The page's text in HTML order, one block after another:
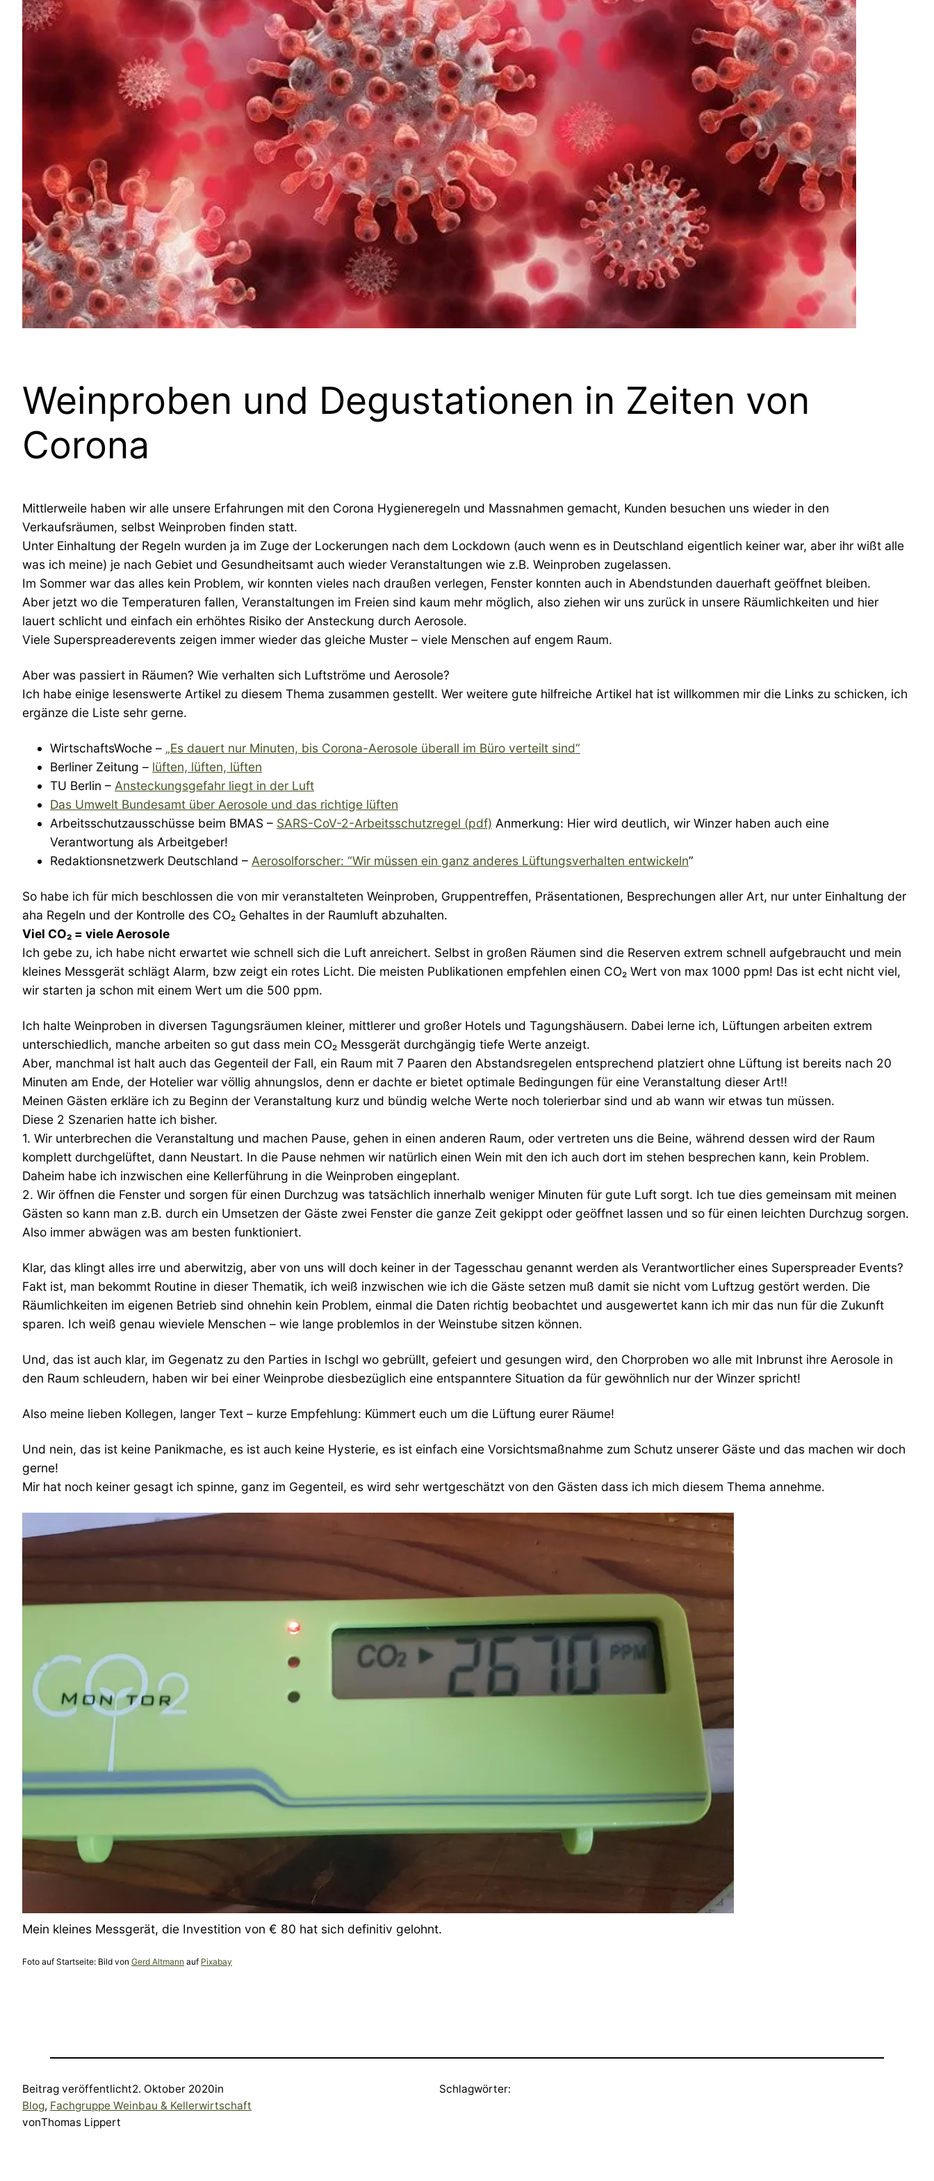
Weinproben und Degustationen in Zeiten von
Corona
Mittlerweile haben wir alle unsere Erfahrungen mit den Corona Hygieneregeln und Massnahmen gemacht, Kunden besuchen uns wieder in den
Verkaufsräumen, selbst Weinproben finden statt.
Unter Einhaltung der Regeln wurden ja im Zuge der Lockerungen nach dem Lockdown (auch wenn es in Deutschland eigentlich keiner war, aber ihr wißt alle
was ich meine) je nach Gebiet und Gesundheitsamt auch wieder Veranstaltungen wie z.B. Weinproben zugelassen.
Im Sommer war das alles kein Problem, wir konnten vieles nach draußen verlegen, Fenster konnten auch in Abendstunden dauerhaft geöffnet bleiben.
Aber jetzt wo die Temperaturen fallen, Veranstaltungen im Freien sind kaum mehr möglich, also ziehen wir uns zurück in unsere Räumlichkeiten und hier
lauert schlicht und einfach ein erhöhtes Risiko der Ansteckung durch Aerosole.
Viele Superspreaderevents zeigen immer wieder das gleiche Muster – viele Menschen auf engem Raum.
Aber was passiert in Räumen? Wie verhalten sich Luftströme und Aerosole?
Ich habe einige lesenswerte Artikel zu diesem Thema zusammen gestellt. Wer weitere gute hilfreiche Artikel hat ist willkommen mir die Links zu schicken, ich
ergänze die Liste sehr gerne.
WirtschaftsWoche – „Es dauert nur Minuten, bis Corona-Aerosole überall im Büro verteilt sind“
Berliner Zeitung – lüften, lüften, lüften
TU Berlin – Ansteckungsgefahr liegt in der Luft
Das Umwelt Bundesamt über Aerosole und das richtige lüften
Arbeitsschutzausschüsse beim BMAS – SARS-CoV-2-Arbeitsschutzregel (pdf) Anmerkung: Hier wird deutlich, wir Winzer haben auch eine
Verantwortung als Arbeitgeber!
Redaktionsnetzwerk Deutschland – Aerosolforscher: “Wir müssen ein ganz anderes Lüftungsverhalten entwickeln”
So habe ich für mich beschlossen die von mir veranstalteten Weinproben, Gruppentreffen, Präsentationen, Besprechungen aller Art, nur unter Einhaltung der
aha Regeln und der Kontrolle des CO₂ Gehaltes in der Raumluft abzuhalten.
Viel CO₂ = viele Aerosole
Ich gebe zu, ich habe nicht erwartet wie schnell sich die Luft anreichert. Selbst in großen Räumen sind die Reserven extrem schnell aufgebraucht und mein
kleines Messgerät schlägt Alarm, bzw zeigt ein rotes Licht. Die meisten Publikationen empfehlen einen CO₂ Wert von max 1000 ppm! Das ist echt nicht viel,
wir starten ja schon mit einem Wert um die 500 ppm.
Ich halte Weinproben in diversen Tagungsräumen kleiner, mittlerer und großer Hotels und Tagungshäusern. Dabei lerne ich, Lüftungen arbeiten extrem
unterschiedlich, manche arbeiten so gut dass mein CO₂ Messgerät durchgängig tiefe Werte anzeigt.
Aber, manchmal ist halt auch das Gegenteil der Fall, ein Raum mit 7 Paaren den Abstandsregelen entsprechend platziert ohne Lüftung ist bereits nach 20
Minuten am Ende, der Hotelier war völlig ahnungslos, denn er dachte er bietet optimale Bedingungen für eine Veranstaltung dieser Art!!
Meinen Gästen erkläre ich zu Beginn der Veranstaltung kurz und bündig welche Werte noch tolerierbar sind und ab wann wir etwas tun müssen.
Diese 2 Szenarien hatte ich bisher.
1. Wir unterbrechen die Veranstaltung und machen Pause, gehen in einen anderen Raum, oder vertreten uns die Beine, während dessen wird der Raum
komplett durchgelüftet, dann Neustart. In die Pause nehmen wir natürlich einen Wein mit den ich auch dort im stehen besprechen kann, kein Problem.
Daheim habe ich inzwischen eine Kellerführung in die Weinproben eingeplant.
2. Wir öffnen die Fenster und sorgen für einen Durchzug was tatsächlich innerhalb weniger Minuten für gute Luft sorgt. Ich tue dies gemeinsam mit meinen
Gästen so kann man z.B. durch ein Umsetzen der Gäste zwei Fenster die ganze Zeit gekippt oder geöffnet lassen und so für einen leichten Durchzug sorgen.
Also immer abwägen was am besten funktioniert.
Klar, das klingt alles irre und aberwitzig, aber von uns will doch keiner in der Tagesschau genannt werden als Verantwortlicher eines Superspreader Events?
Fakt ist, man bekommt Routine in dieser Thematik, ich weiß inzwischen wie ich die Gäste setzen muß damit sie nicht vom Luftzug gestört werden. Die
Räumlichkeiten im eigenen Betrieb sind ohnehin kein Problem, einmal die Daten richtig beobachtet und ausgewertet kann ich mir das nun für die Zukunft
sparen. Ich weiß genau wieviele Menschen – wie lange problemlos in der Weinstube sitzen können.
Und, das ist auch klar, im Gegenatz zu den Parties in Ischgl wo gebrüllt, gefeiert und gesungen wird, den Chorproben wo alle mit Inbrunst ihre Aerosole in
den Raum schleudern, haben wir bei einer Weinprobe diesbezüglich eine entspanntere Situation da für gewöhnlich nur der Winzer spricht!
Also meine lieben Kollegen, langer Text – kurze Empfehlung: Kümmert euch um die Lüftung eurer Räume!
Und nein, das ist keine Panikmache, es ist auch keine Hysterie, es ist einfach eine Vorsichtsmaßnahme zum Schutz unserer Gäste und das machen wir doch
gerne!
Mir hat noch keiner gesagt ich spinne, ganz im Gegenteil, es wird sehr wertgeschätzt von den Gästen dass ich mich diesem Thema annehme.
Mein kleines Messgerät, die Investition von € 80 hat sich definitiv gelohnt.
Foto auf Startseite: Bild von Gerd Altmann auf Pixabay
Beitrag veröffentlicht2. Oktober 2020in
Blog, Fachgruppe Weinbau & Kellerwirtschaft
vonThomas Lippert
Schlagwörter: